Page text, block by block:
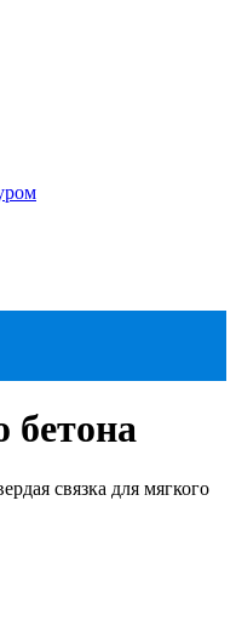
бетона
связка для мягкого